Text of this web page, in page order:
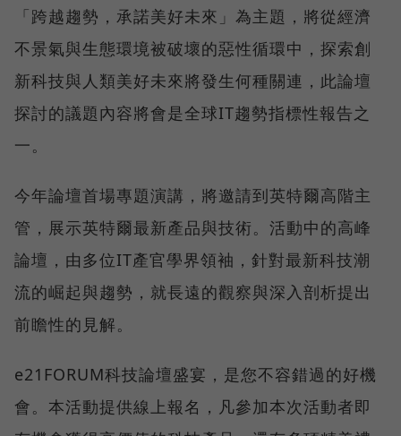
「跨越趨勢，承諾美好未來」為主題，將從經濟
不景氣與生態環境被破壞的惡性循環中，探索創
新科技與人類美好未來將發生何種關連，此論壇
探討的議題內容將會是全球IT趨勢指標性報告之
一。
今年論壇首場專題演講，將邀請到英特爾高階主
管，展示英特爾最新產品與技術。活動中的高峰
論壇，由多位IT產官學界領袖，針對最新科技潮
流的崛起與趨勢，就長遠的觀察與深入剖析提出
前瞻性的見解。
e21FORUM科技論壇盛宴，是您不容錯過的好機
會。本活動提供線上報名，凡參加本次活動者即